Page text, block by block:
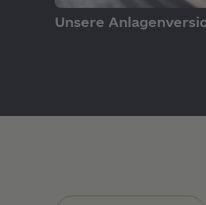
PRODUKTE
Unsere